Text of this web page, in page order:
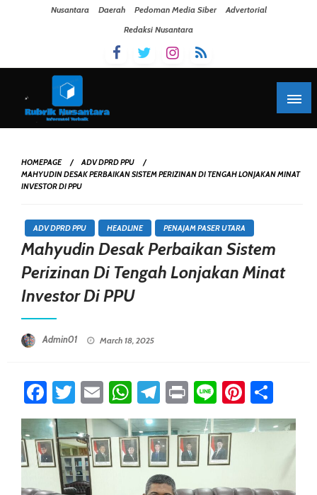
Nusantara Daerah Pedoman Media Siber
Advertorial
Redaksi Nusantara
HOMEPAGE
ADV DPRD PPU
MAHYUDIN DESAK PERBAIKAN SISTEM PERIZINAN DI TENGAH LONJAKAN MINAT
INVESTOR DI PPU
ADV DPRD PPU HEADLINE PENAJAM PASER UTARA
Mahyudin Desak Perbaikan Sistem
Perizinan Di Tengah Lonjakan Minat
Investor Di PPU
Admin01 March 18, 2025
Facebook
Twitter
EmailWhatsApp
Telegram
PrintLine